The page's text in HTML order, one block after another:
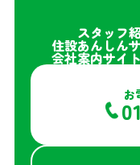
スタッフ
住設あんしん
会社案内サイ
お